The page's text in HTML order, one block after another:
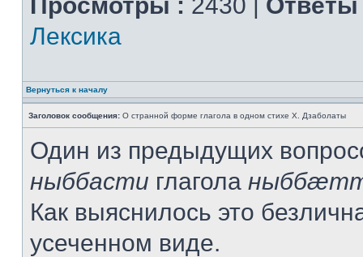
Лексика
Вернуться к началу
Заголовок сообщения: О странной форме глагола в одном стихе Х. Дзаболаты
Один из предыдущих
ныббасти глагола
Как выяснилось это
усеченном виде.